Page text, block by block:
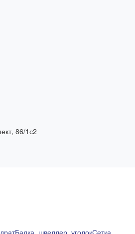
86/1с2
Балка, швеллер, уголокСетка,